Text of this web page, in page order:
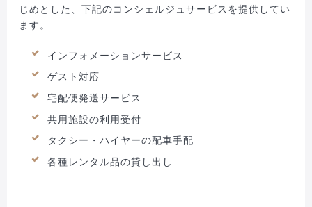
じめとした、下記のコンシェルジュサービスを提供してい
ます。
インフォメーションサービス
ゲスト対応
宅配便発送サービス
共用施設の利用受付
タクシー・ハイヤーの配車手配
各種レンタル品の貸し出し